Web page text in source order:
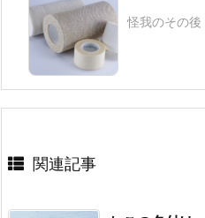
怪我のその後
関連記事